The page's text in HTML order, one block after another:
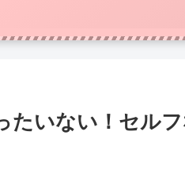
たいない！セル